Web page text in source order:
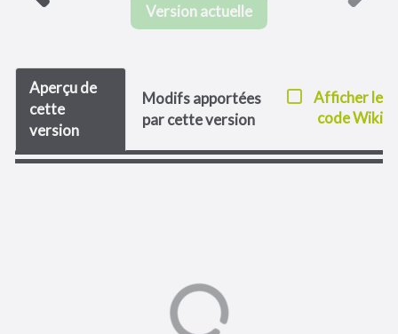
Version actuelle
Aperçu de
cette
version
Modifs apportées
par cette version
Afficher le
code Wiki